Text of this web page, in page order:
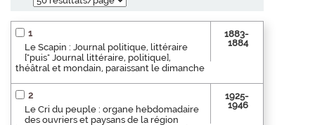
1
Le Scapin : Journal politique, littéraire
["puis" Journal littéraire, politique],
théâtral et mondain, paraissant le dimanche
1883-
1884
2
Le Cri du peuple : organe hebdomadaire
des ouvriers et paysans de la région
1925-
1946